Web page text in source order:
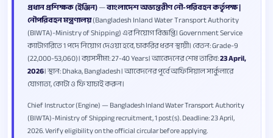
প্রধান প্রশিক্ষক (ইঞ্জিন)—বাংলাদেশ অভ্যন্তরীণ নৌ-পরিবহন কর্তৃপক্ষ |
নৌপরিবহন মন্ত্রণালয়(Bangladesh Inland Water Transport Authority
(BIWTA)-Ministry of Shipping) এর নিয়োগ বিজ্ঞপ্তি। Government Service
ক্যাটাগরিতে 1 পদে নিয়োগ দেওয়া হবে, চাকরির ধরন স্থায়ী। বেতন: Grade-9
(22,000-53,060)। বয়সসীমা: 27-40 Years। আবেদনের শেষ তারিখ:23 April,
2026। স্থান: Dhaka, Bangladesh। আবেদনের পূর্বে অফিসিয়াল সার্কুলারে
যোগ্যতা, কোটা ও ফি যাচাই করুন।
Chief Instructor (Engine) — Bangladesh Inland Water Transport Authority
(BIWTA)-Ministry of Shipping recruitment, 1 post(s). Deadline: 23 April,
2026. Verify eligibility on the official circular before applying.